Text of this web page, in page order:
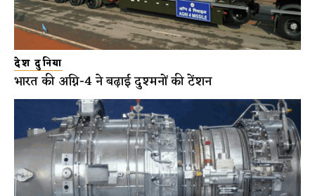
देश दुनिया
भारत की अग्नि-4 ने बढ़ाई दुश्मनों की टेंशन